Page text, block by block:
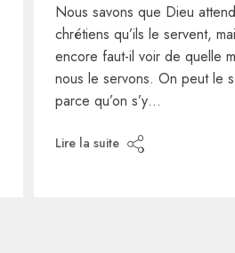
Nous savons que Dieu
chrétiens qu’ils le servent,
encore faut-il voir de quelle
nous le servons. On peut le
parce qu’on s’y…
Lire la suite